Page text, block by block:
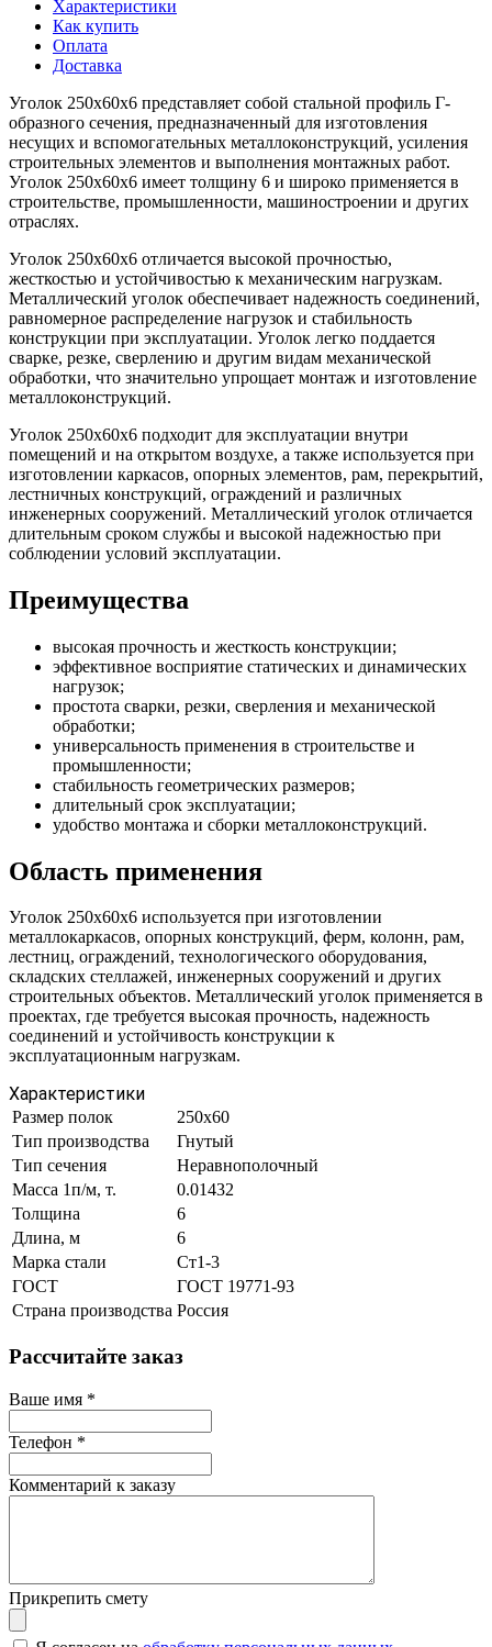
Характеристики
Как купить
Оплата
Доставка
Уголок 250х60х6 представляет собой стальной профиль Г-
образного сечения, предназначенный для изготовления
несущих и вспомогательных металлоконструкций, усиления
строительных элементов и выполнения монтажных работ.
Уголок 250х60х6 имеет толщину 6 и широко применяется в
строительстве, промышленности, машиностроении и других
отраслях.
Уголок 250х60х6 отличается высокой прочностью,
жесткостью и устойчивостью к механическим нагрузкам.
Металлический уголок обеспечивает надежность соединений,
равномерное распределение нагрузок и стабильность
конструкции при эксплуатации. Уголок легко поддается
сварке, резке, сверлению и другим видам механической
обработки, что значительно упрощает монтаж и изготовление
металлоконструкций.
Уголок 250х60х6 подходит для эксплуатации внутри
помещений и на открытом воздухе, а также используется при
изготовлении каркасов, опорных элементов, рам, перекрытий,
лестничных конструкций, ограждений и различных
инженерных сооружений. Металлический уголок отличается
длительным сроком службы и высокой надежностью при
соблюдении условий эксплуатации.
Преимущества
высокая прочность и жесткость конструкции;
эффективное восприятие статических и динамических
нагрузок;
простота сварки, резки, сверления и механической
обработки;
универсальность применения в строительстве и
промышленности;
стабильность геометрических размеров;
длительный срок эксплуатации;
удобство монтажа и сборки металлоконструкций.
Область применения
Уголок 250х60х6 используется при изготовлении
металлокаркасов, опорных конструкций, ферм, колонн, рам,
лестниц, ограждений, технологического оборудования,
складских стеллажей, инженерных сооружений и других
строительных объектов. Металлический уголок применяется в
проектах, где требуется высокая прочность, надежность
соединений и устойчивость конструкции к
эксплуатационным нагрузкам.
Характеристики
Размер полок
250х60
Тип производства
Гнутый
Тип сечения
Неравнополочный
Масса 1п/м, т.
0.01432
Толщина
6
Длина, м
6
Марка стали
Ст1-3
ГОСТ
ГОСТ 19771-93
Страна производства Россия
Рассчитайте заказ
Ваше имя *
Телефон *
Комментарий к заказу
Прикрепить смету